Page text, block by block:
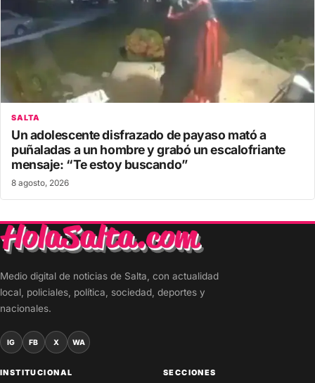
SALTA
Un adolescente disfrazado de payaso mató a
puñaladas a un hombre y grabó un escalofriante
mensaje: “Te estoy buscando”
8 agosto, 2026
Medio digital de noticias de Salta, con actualidad
local, policiales, política, sociedad, deportes y
nacionales.
IG FB X WA
INSTITUCIONAL SECCIONES